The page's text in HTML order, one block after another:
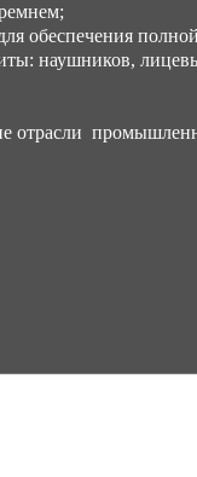
обеспечения
наушников,
отрасли